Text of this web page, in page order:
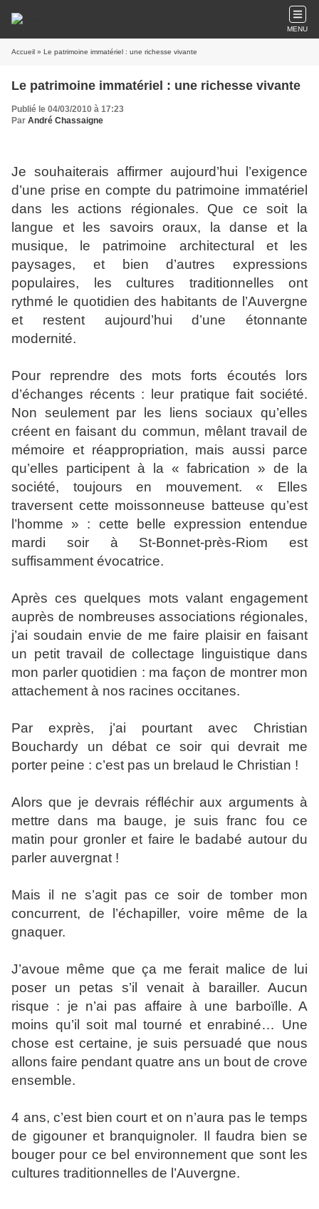
MENU
Accueil » Le patrimoine immatériel : une richesse vivante
Le patrimoine immatériel : une richesse vivante
Publié le 04/03/2010 à 17:23
Par André Chassaigne
Je souhaiterais affirmer aujourd’hui l’exigence
d’une prise en compte du patrimoine immatériel
dans les actions régionales. Que ce soit la
langue et les savoirs oraux, la danse et la
musique, le patrimoine architectural et les
paysages, et bien d’autres expressions
populaires, les cultures traditionnelles ont
rythmé le quotidien des habitants de l’Auvergne
et restent aujourd’hui d’une étonnante
modernité.
Pour reprendre des mots forts écoutés lors
d’échanges récents : leur pratique fait société.
Non seulement par les liens sociaux qu’elles
créent en faisant du commun, mêlant travail de
mémoire et réappropriation, mais aussi parce
qu’elles participent à la « fabrication » de la
société, toujours en mouvement. « Elles
traversent cette moissonneuse batteuse qu’est
l’homme » : cette belle expression entendue
mardi soir à St-Bonnet-près-Riom est
suffisamment évocatrice.
Après ces quelques mots valant engagement
auprès de nombreuses associations régionales,
j’ai soudain envie de me faire plaisir en faisant
un petit travail de collectage linguistique dans
mon parler quotidien : ma façon de montrer mon
attachement à nos racines occitanes.
Par exprès, j’ai pourtant avec Christian
Bouchardy un débat ce soir qui devrait me
porter peine : c’est pas un brelaud le Christian !
Alors que je devrais réfléchir aux arguments à
mettre dans ma bauge, je suis franc fou ce
matin pour gronler et faire le badabé autour du
parler auvergnat !
Mais il ne s’agit pas ce soir de tomber mon
concurrent, de l’échapiller, voire même de la
gnaquer.
J’avoue même que ça me ferait malice de lui
poser un petas s’il venait à barailler. Aucun
risque : je n’ai pas affaire à une barboïlle. A
moins qu’il soit mal tourné et enrabiné… Une
chose est certaine, je suis persuadé que nous
allons faire pendant quatre ans un bout de crove
ensemble.
4 ans, c’est bien court et on n’aura pas le temps
de gigouner et branquignoler. Il faudra bien se
bouger pour ce bel environnement que sont les
cultures traditionnelles de l’Auvergne.